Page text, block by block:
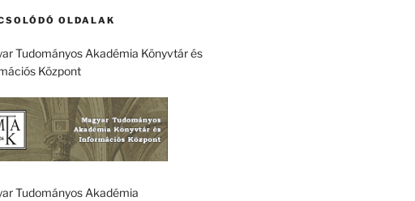
OLDALAK
Tudományos Akadémia Könyvtár és
Központ
Tudományos Akadémia